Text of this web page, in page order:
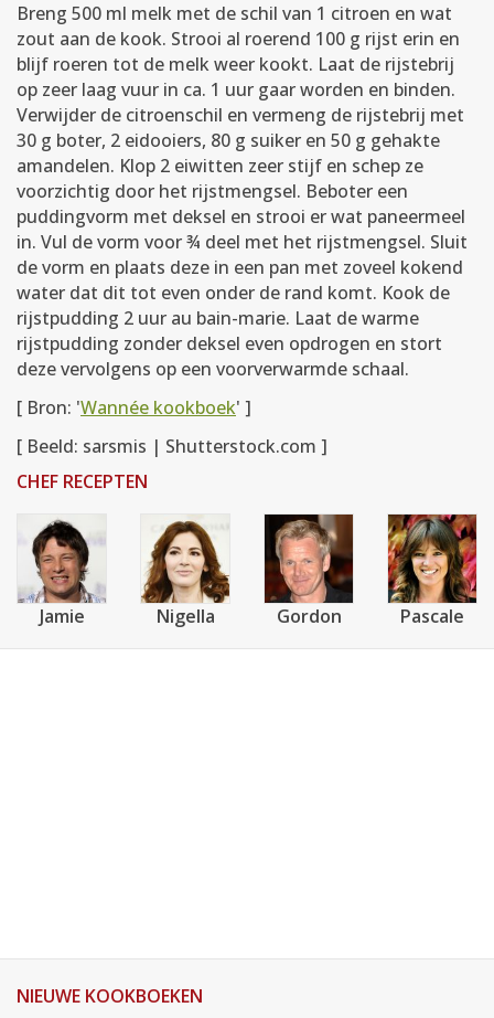
Breng 500 ml melk met de schil van 1 citroen en wat
zout aan de kook. Strooi al roerend 100 g rijst erin en
blijf roeren tot de melk weer kookt. Laat de rijstebrij
op zeer laag vuur in ca. 1 uur gaar worden en binden.
Verwijder de citroenschil en vermeng de rijstebrij met
30 g boter, 2 eidooiers, 80 g suiker en 50 g gehakte
amandelen. Klop 2 eiwitten zeer stijf en schep ze
voorzichtig door het rijstmengsel. Beboter een
puddingvorm met deksel en strooi er wat paneermeel
in. Vul de vorm voor ¾ deel met het rijstmengsel. Sluit
de vorm en plaats deze in een pan met zoveel kokend
water dat dit tot even onder de rand komt. Kook de
rijstpudding 2 uur au bain-marie. Laat de warme
rijstpudding zonder deksel even opdrogen en stort
deze vervolgens op een voorverwarmde schaal.
[ Bron: 'Wannée kookboek' ]
[ Beeld: sarsmis | Shutterstock.com ]
CHEF RECEPTEN
Jamie Nigella Gordon Pascale
NIEUWE KOOKBOEKEN